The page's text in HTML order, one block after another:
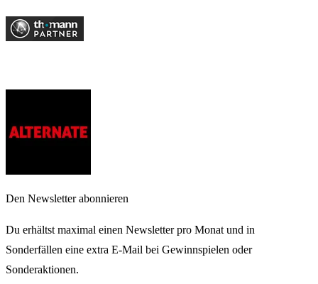
Den Newsletter abonnieren
Du erhältst maximal einen Newsletter pro Monat und in
Sonderfällen eine extra E-Mail bei Gewinnspielen oder
Sonderaktionen.